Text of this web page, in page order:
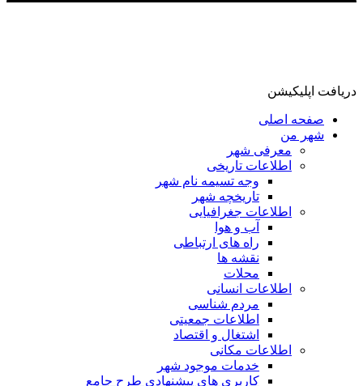
دریافت اپلیکیشن
صفحه اصلی
شهر من
معرفی شهر
اطلاعات تاریخی
وجه تسیمه نام شهر
تاریخچه شهر
اطلاعات جغرافیایی
آب و هوا
راه های ارتباطی
نقشه ها
محلات
اطلاعات انسانی
مردم شناسی
اطلاعات جمعیتی
اشتغال و اقتصاد
اطلاعات مکانی
خدمات موجود شهر
کاربری های پیشنهادی طرح جامع